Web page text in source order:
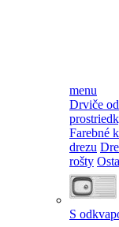
menu
Drviče
Farebné
drezu
rošty
S